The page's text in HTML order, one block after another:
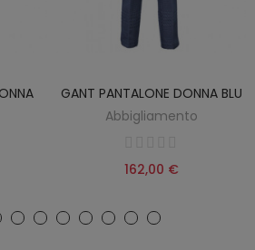
GANT PANTALONE DONNA BLU
Abbigliamento
162,00 €